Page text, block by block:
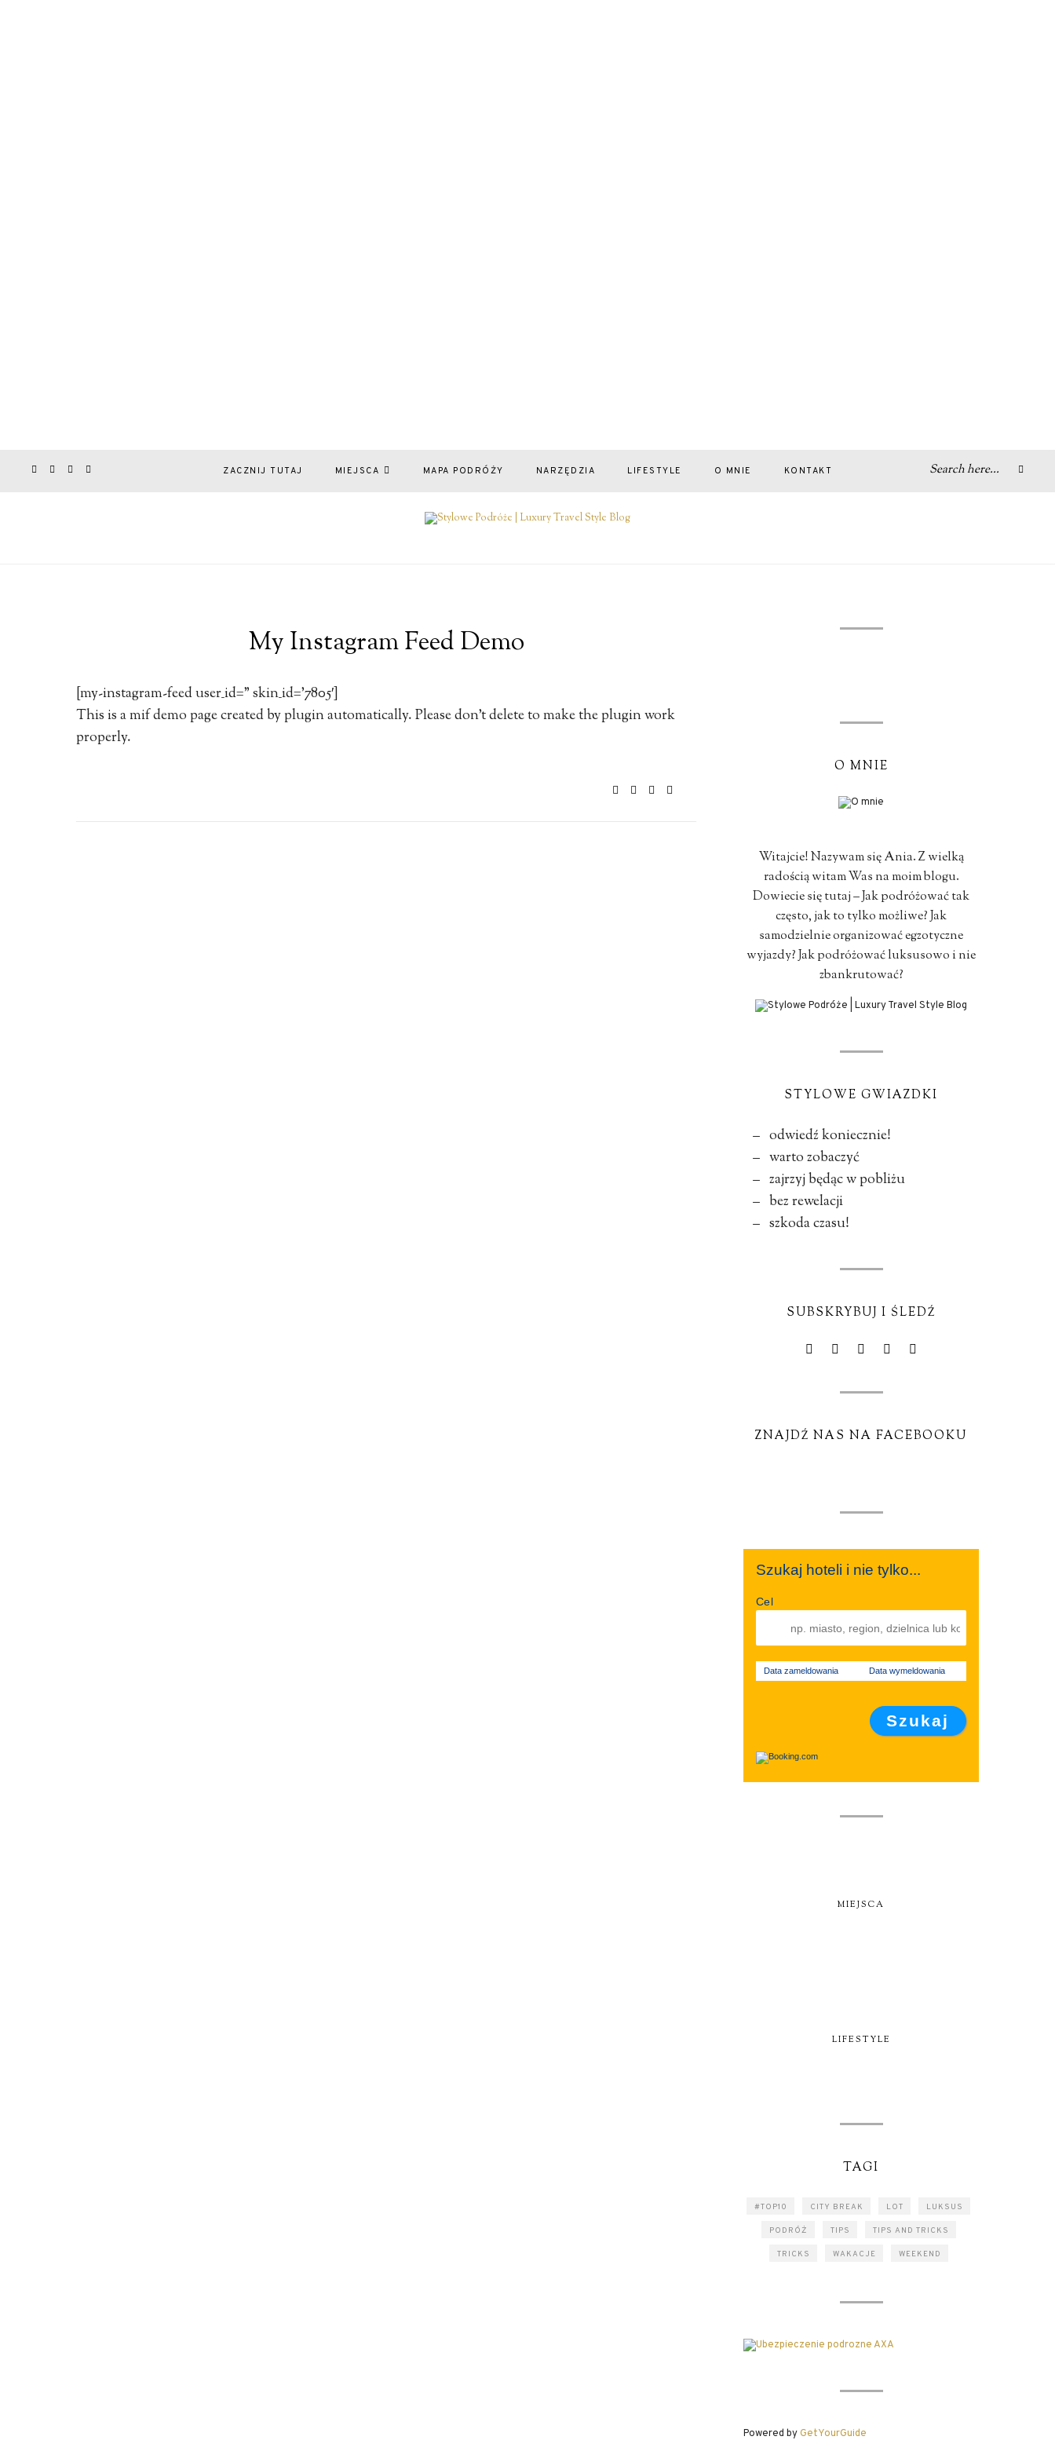
ZACZNIJ TUTAJ MIEJSCA MAPA PODRÓŻY NARZĘDZIA LIFESTYLE O MNIE KONTAKT
My Instagram Feed Demo
[my-instagram-feed user_id=” skin_id=’7805′]
This is a mif demo page created by plugin automatically. Please don’t delete to make the plugin work
properly.
O MNIE
Witajcie! Nazywam się Ania. Z wielką
radością witam Was na moim blogu.
Dowiecie się tutaj – Jak podróżować tak
często, jak to tylko możliwe? Jak
samodzielnie organizować egzotyczne
wyjazdy? Jak podróżować luksusowo i nie
zbankrutować?
STYLOWE GWIAZDKI
– odwiedź koniecznie!
– warto zobaczyć
– zajrzyj będąc w pobliżu
– bez rewelacji
– szkoda czasu!
SUBSKRYBUJ I ŚLEDŹ
ZNAJDŹ NAS NA FACEBOOKU
Szukaj hoteli i nie tylko...
Cel
Data zameldowania Data wymeldowania
MIEJSCA
LIFESTYLE
TAGI
#TOP10 CITY BREAK LOT LUKSUS
PODRÓŻ TIPS TIPS AND TRICKS
TRICKS WAKACJE WEEKEND
Powered byGetYourGuide